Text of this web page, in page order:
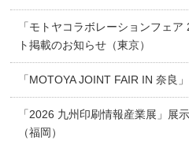
「モトヤコラボレーションフェ
ト掲載のお知らせ（東京）
「MOTOYA JOINT FAIR IN 奈良
「2026 九州印刷情報産業展」展
（福岡）